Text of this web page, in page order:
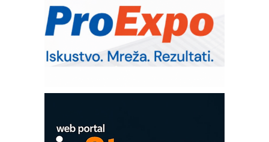
– Pametna signalizacija za efikasnije
upravljanje mašinama
Sigurnije ispitivanje transformatora u
solarnim elektranama i vetroparkovima
Pranje točkova na gradilištu- standard
Proizvodnja iC7 Hybrid 1500 VDC
COMBYPACK